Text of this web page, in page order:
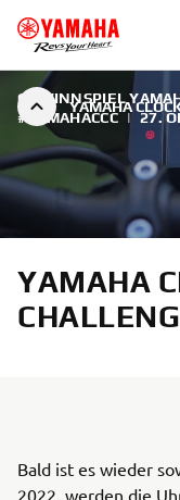
YAMAHA
GEWINNSPIEL
#YAMAHACCC | 27.
YAMAHA
Bald ist es wieder
2022, werden die